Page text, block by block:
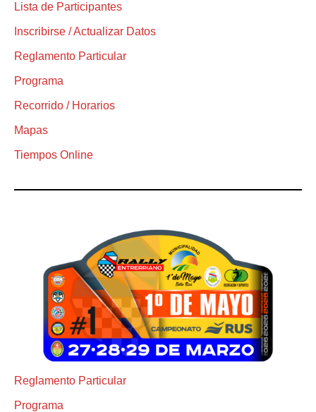
Lista de Participantes
Inscribirse / Actualizar Datos
Reglamento Particular
Programa
Recorrido / Horarios
Mapas
Tiempos Online
Reglamento Particular
Programa